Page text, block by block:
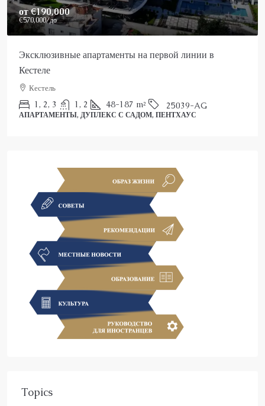
от€190,000
€570,000/до
Эксклюзивные апартаменты на первой линии в
Кестеле
Кестель
1, 2, 3 1, 2 48-187 m² 25039-AG
АПАРТАМЕНТЫ, ДУПЛЕКС С САДОМ, ПЕНТХАУС
Topics